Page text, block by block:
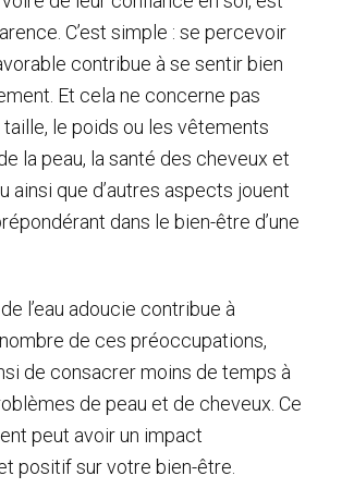
C’est simple : se percevoir
contribue à se sentir bien
Et cela ne concerne pas
le poids ou les vêtements
la peau, la santé des cheveux et
ainsi que d’autres aspects jouent
dans le bien-être d’une
l’eau adoucie contribue à
de ces préoccupations,
de consacrer moins de temps à
de peau et de cheveux. Ce
peut avoir un impact
positif sur votre bien-être.